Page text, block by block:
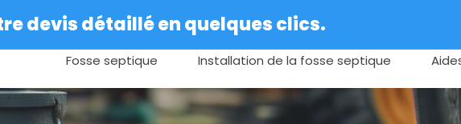
devis détaillé en quelques clics.
Fosse septique Installation de la fosse septique